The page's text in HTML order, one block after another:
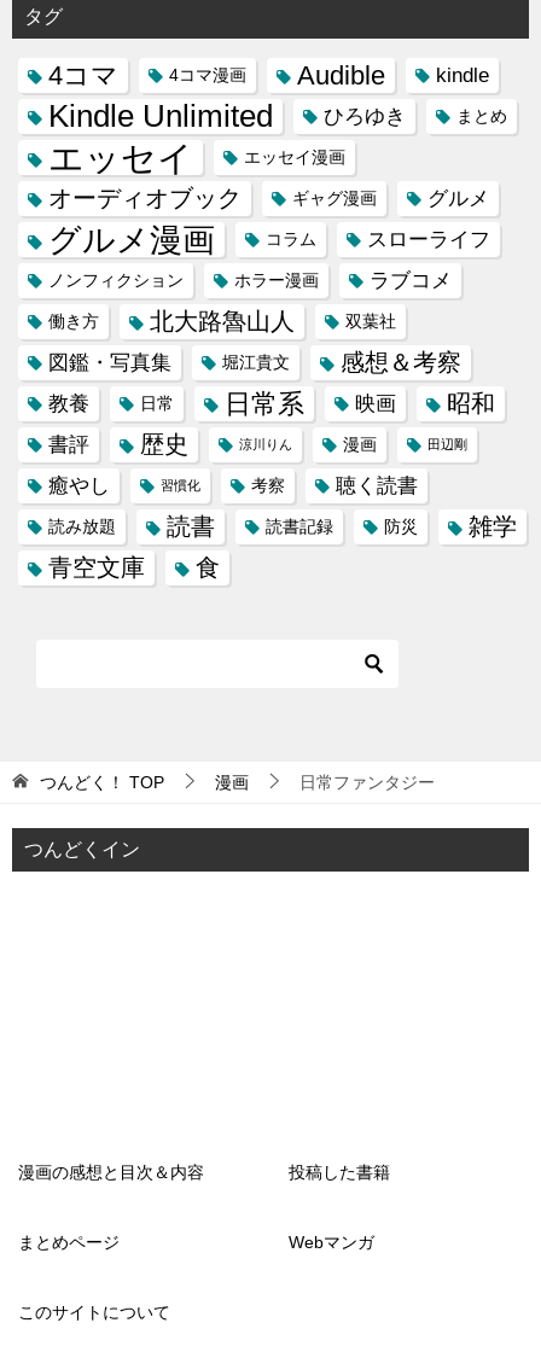
タグ
4コマ 4コマ漫画 Audible kindle
Kindle Unlimited ひろゆき まとめ
エッセイ エッセイ漫画
オーディオブック ギャグ漫画 グルメ
グルメ漫画 コラム スローライフ
ノンフィクション ホラー漫画 ラブコメ
働き方 北大路魯山人 双葉社
図鑑・写真集 堀江貴文 感想＆考察
教養 日常 日常系 映画 昭和
書評 歴史 涼川りん 漫画 田辺剛
癒やし 習慣化 考察 聴く読書
読み放題 読書 読書記録 防災
雑学
青空文庫
食
つんどく！ TOP 漫画 日常ファンタジー
つんどくイン
漫画の感想と目次＆内容 投稿した書籍
まとめページ Webマンガ
このサイトについて